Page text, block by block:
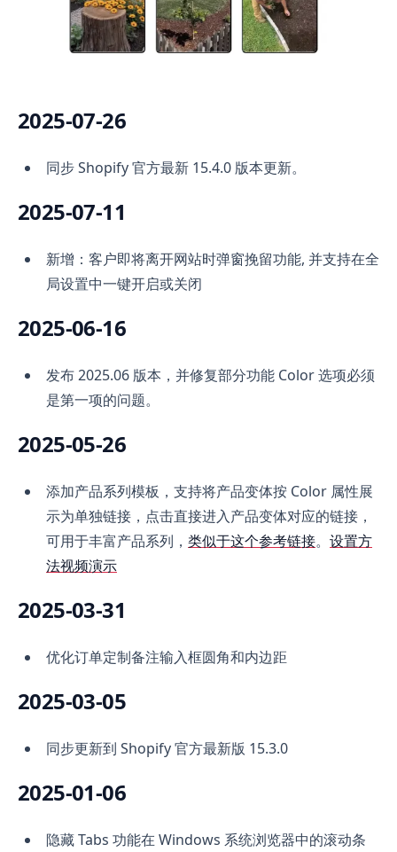
2025-07-26
同步 Shopify 官方最新 15.4.0 版本更新。
2025-07-11
新增：客户即将离开网站时弹窗挽留功能, 并支持在全
局设置中一键开启或关闭
2025-06-16
发布 2025.06 版本，并修复部分功能 Color 选项必须
是第一项的问题。
2025-05-26
添加产品系列模板，支持将产品变体按 Color 属性展
示为单独链接，点击直接进入产品变体对应的链接，
可用于丰富产品系列， 类似于这个参考链接。 设置方
法视频演示
2025-03-31
优化订单定制备注输入框圆角和内边距
2025-03-05
同步更新到 Shopify 官方最新版 15.3.0
2025-01-06
隐藏 Tabs 功能在 Windows 系统浏览器中的滚动条